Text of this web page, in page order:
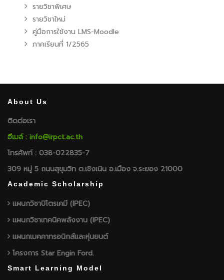
รายวิชาพิเศษ
รายวิชาใหม่
คู่มือการใช้งาน LMS-Moodle
ภาคเรียนที่ 1/2565
About Us
ติดต่อเรา
อีเมล์ : info@irpct.ac.th
โทรศัพท์ : 038-022835-7
309 หมู่ 5 ถนนสุขุมวิท ต.เชิงเนิน อ.เมือง จ.ระยอง 21000
Academic Scholarship
แผนกวิชาปิโตรเคมี (IPEC)
แผนกวิชาเทคนิคพลังงาน (IPEC)
แผนกเมคคาทรอนิกส์และหุ่นยนต์
โครงการ Star Engin Ford.
Smart Learning Model